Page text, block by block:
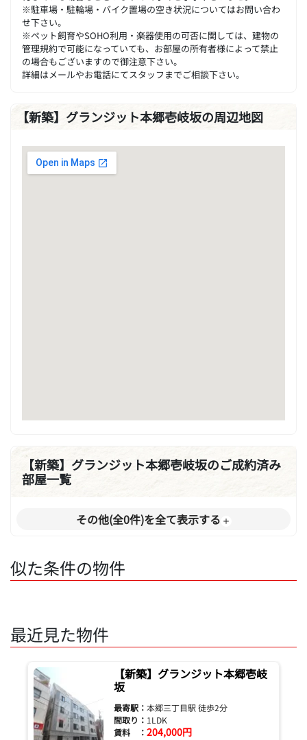
※駐車場・駐輪場・バイク置場の空き状況についてはお問い合わ
せ下さい。
※ペット飼育やSOHO利用・楽器使用の可否に関しては、建物の
管理規約で可能になっていても、お部屋の所有者様によって禁止
の場合もございますので御注意下さい。
詳細はメールやお電話にてスタッフまでご相談下さい。
【新築】グランジット本郷壱岐坂の周辺地図
【新築】グランジット本郷壱岐坂のご成約済み
部屋一覧
その他(全0件)を全て表示する
似た条件の物件
最近見た物件
【新築】グランジット本郷壱岐
坂
最寄駅： 本郷三丁目駅 徒歩2分
間取り： 1LDK
賃料 ： 204,000円